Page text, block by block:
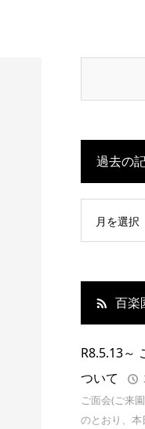
過去の
月を選択
百楽
R8.5.13～
ついて
ご面会(ご来
のとおり、本